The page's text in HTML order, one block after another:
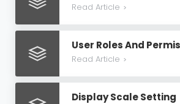
Read Article >
User Roles And
Read Article >
Display Scale Setting